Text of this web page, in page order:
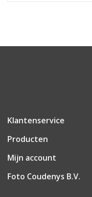
Klantenservice
Producten
Mijn account
Foto Coudenys B.V.